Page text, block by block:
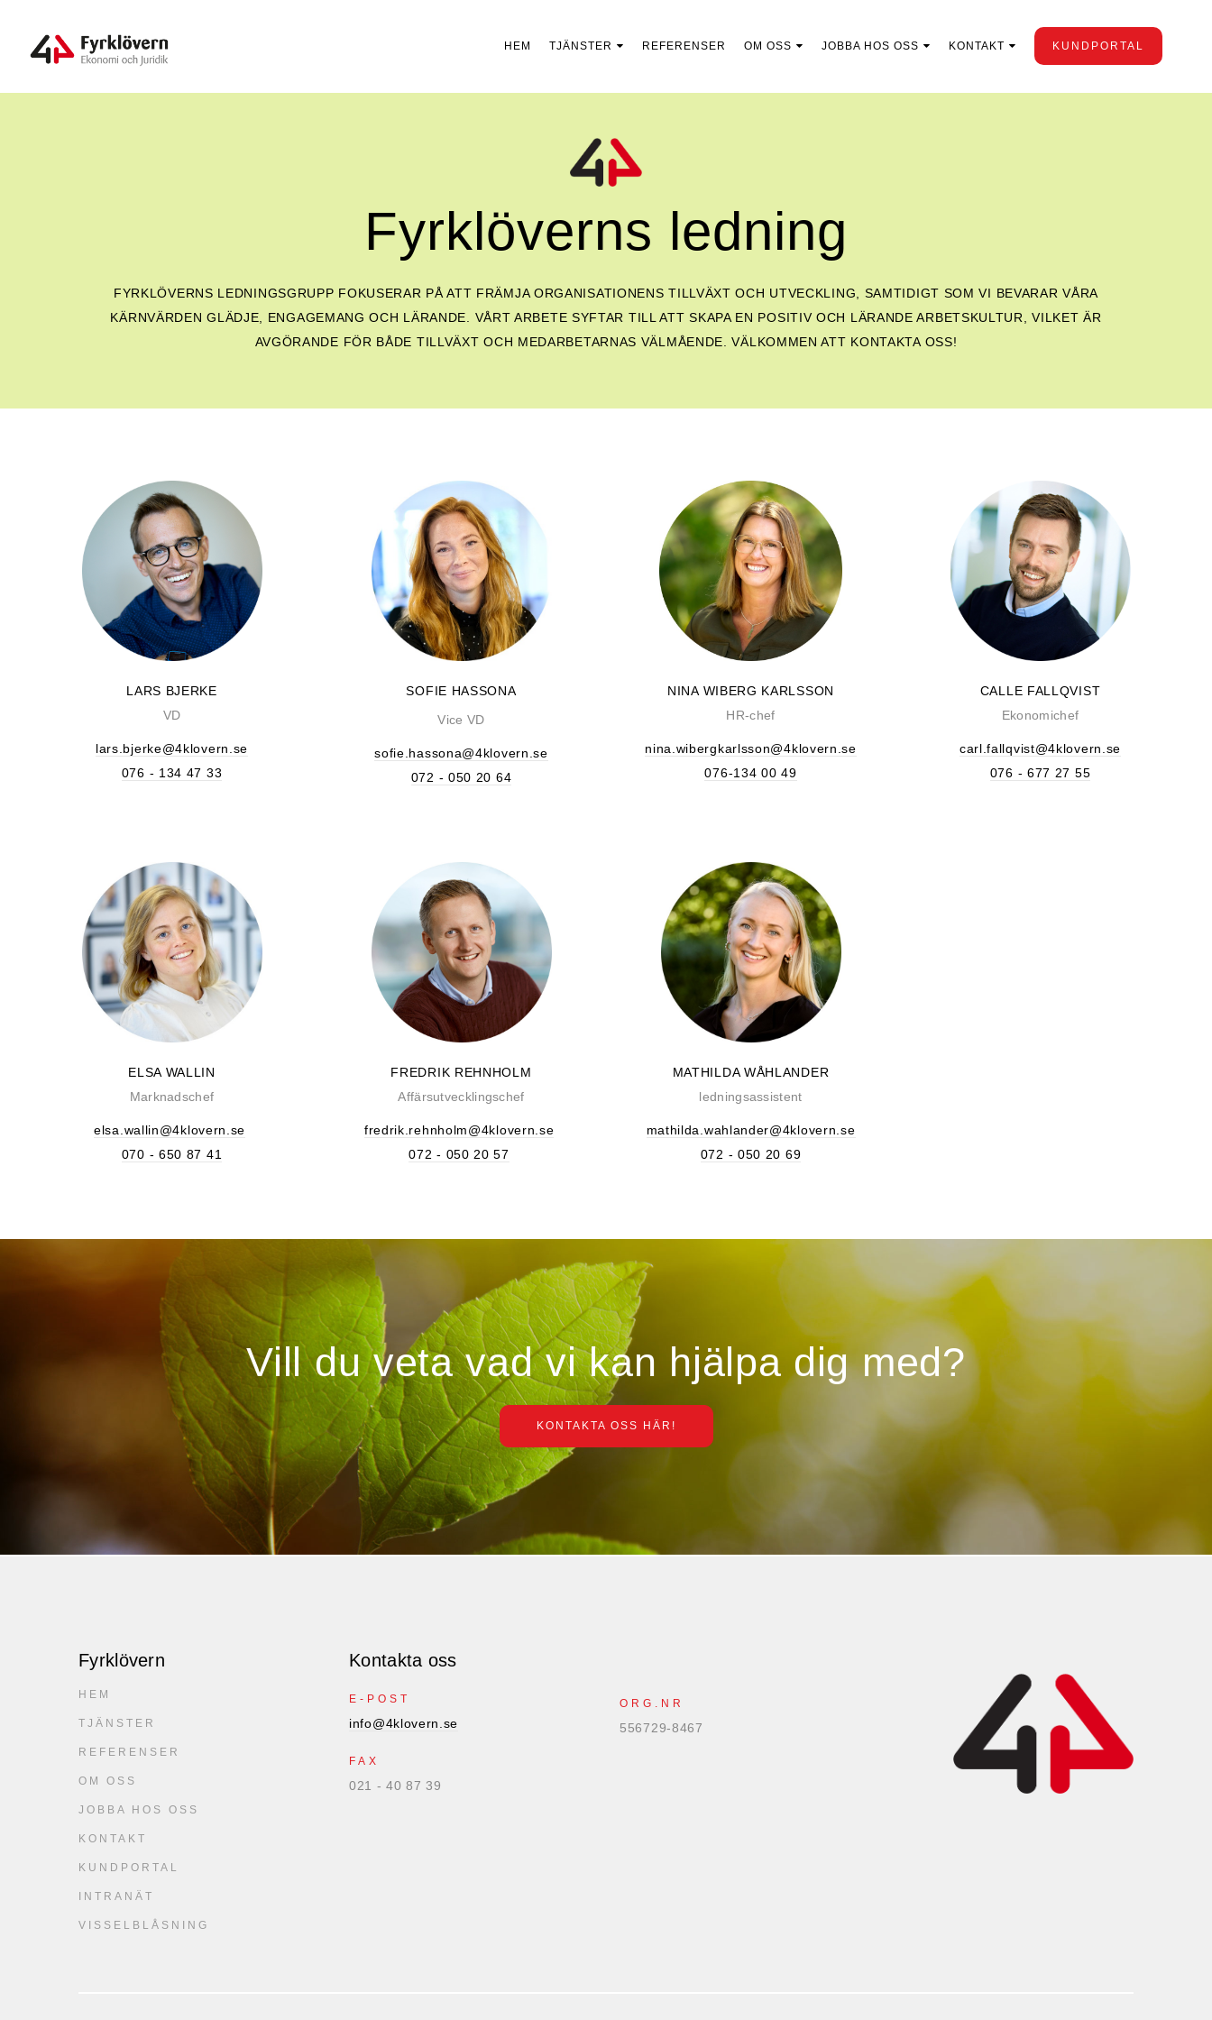
HEM TJÄNSTER REFERENSER OM OSS JOBBA HOS OSS KONTAKT KUNDPORTAL
Fyrklöverns ledning
FYRKLÖVERNS LEDNINGSGRUPP FOKUSERAR PÅ ATT FRÄMJA ORGANISATIONENS TILLVÄXT OCH UTVECKLING, SAMTIDIGT SOM VI BEVARAR VÅRA
KÄRNVÄRDEN GLÄDJE, ENGAGEMANG OCH LÄRANDE. VÅRT ARBETE SYFTAR TILL ATT SKAPA EN POSITIV OCH LÄRANDE ARBETSKULTUR, VILKET ÄR
AVGÖRANDE FÖR BÅDE TILLVÄXT OCH MEDARBETARNAS VÄLMÅENDE. VÄLKOMMEN ATT KONTAKTA OSS!
LARS BJERKE
VD
lars.bjerke@4klovern.se
076 - 134 47 33
SOFIE HASSONA
Vice VD
sofie.hassona@4klovern.se
072 - 050 20 64
NINA WIBERG KARLSSON
HR-chef
nina.wibergkarlsson@4klovern.se
076-134 00 49
CALLE FALLQVIST
Ekonomichef
carl.fallqvist@4klovern.se
076 - 677 27 55
ELSA WALLIN
Marknadschef
elsa.wallin@4klovern.se
070 - 650 87 41
FREDRIK REHNHOLM
Affärsutvecklingschef
fredrik.rehnholm@4klovern.se
072 - 050 20 57
MATHILDA WÅHLANDER
ledningsassistent
mathilda.wahlander@4klovern.se
072 - 050 20 69
Vill du veta vad vi kan hjälpa dig med?
KONTAKTA OSS HÄR!
Fyrklövern
HEM
TJÄNSTER
REFERENSER
OM OSS
JOBBA HOS OSS
KONTAKT
KUNDPORTAL
INTRANÄT
VISSELBLÅSNING
Kontakta oss
E-POST
info@4klovern.se
FAX
021 - 40 87 39
ORG.NR
556729-8467